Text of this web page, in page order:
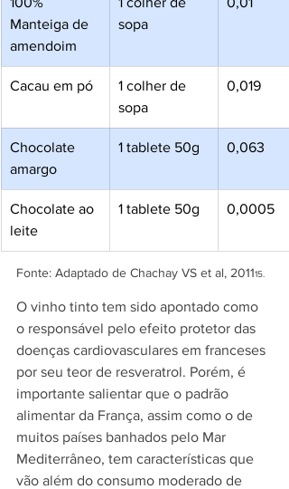
Manteiga de
amendoim
sopa
Cacau em pó
1 colher de
sopa
0,019
Chocolate
amargo
1 tablete 50g 0,063
Chocolate ao
leite
1 tablete 50g 0,0005
Fonte: Adaptado de Chachay VS et al, 201115.
O vinho tinto tem sido apontado como
o responsável pelo efeito protetor das
doenças cardiovasculares em franceses
por seu teor de resveratrol. Porém, é
importante salientar que o padrão
alimentar da França, assim como o de
muitos países banhados pelo Mar
Mediterrâneo, tem características que
vão além do consumo moderado de